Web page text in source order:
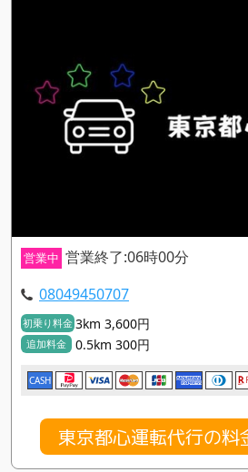
営業中 営業終了:06時00分
08049450707
初乗り料金 3km 3,600円
追加料金 0.5km 300円
CASH
東京都心運転代行の料